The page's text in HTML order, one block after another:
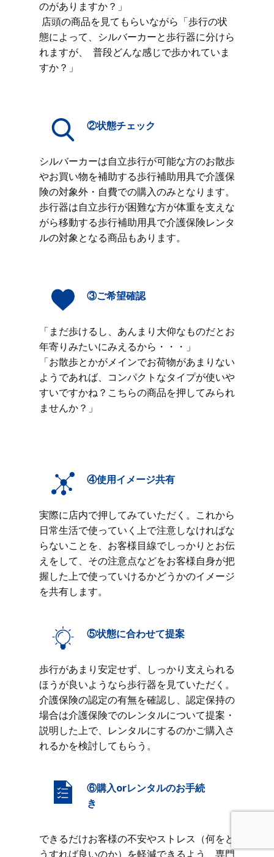
のがありますか？」
店頭の商品を見てもらいながら「歩行の状
態によって、シルバーカーと歩行器に分けら
れますが、 普段どんな感じで歩かれていま
すか？」
②状態チェック
シルバーカーは自立歩行が可能な方のお散歩
やお買い物を補助する歩行補助用具で介護保
険の対象外・自費での購入のみとなります。
歩行器は自立歩行が困難な方が体重を支えな
がら移動する歩行補助用具で介護保険レンタ
ルの対象となる商品もあります。
③ご希望確認
「まだ歩けるし、あんまり大仰なものだとお
年寄りみたいにみえるから・・・」
「お散歩とかがメインでお荷物があまりない
ようであれば、コンパクトなタイプが使いや
すいですかね？こちらの商品を押してみられ
ませんか？」
④使用イメージ共有
実際に店内で押してみていただく。これから
日常生活で使っていく上で注意しなければな
らないことを、お客様目線でしっかりとお伝
えをして、その注意点などをお客様自身が把
握した上で使っていけるかどうかのイメージ
を共有します。
⑤状態に合わせて提案
歩行があまり安定せず、しっかり支えられる
ほうが良いようなら歩行器を見ていただく。
介護保険の認定の有無を確認し、認定保持の
場合は介護保険でのレンタルについて提案・
説明した上で、レンタルにするのかご購入さ
れるかを検討してもらう。
⑥購入orレンタルのお手続
き
できるだけお客様の不安やストレス（何をど
うすれば良いのか）を軽減できるよう、専門